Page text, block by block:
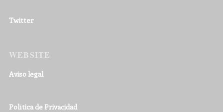
Twitter
WEBSITE
Aviso legal
Política de Privacidad